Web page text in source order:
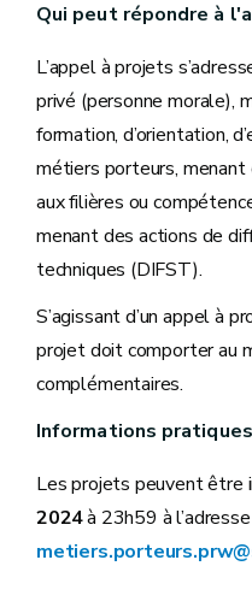
Qui peut répondre à
L’appel à projets
privé (personne morale),
formation, d’orientation,
métiers porteurs,
aux filières ou
menant des actions de
techniques (DIFST).
S’agissant d’un appel à
projet doit comporter au
complémentaires.
Informations pratiques
Les projets peuvent être
2024à 23h59 à l’adresse